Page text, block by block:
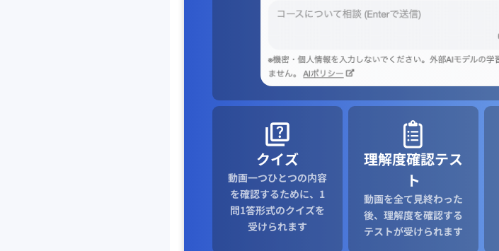
クイズ
動画一つひとつの内容
を確認するために、1
問1答形式のクイズを
受けられます
理解度確認テス
ト
動画を全て見終わった
後、理解度を確認する
テストが受けられます